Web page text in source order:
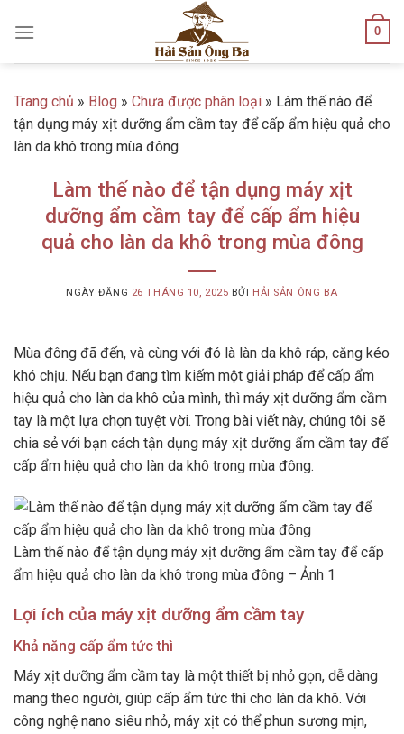
0
Trang chủ » Blog » Chưa được phân loại » Làm thế nào để
tận dụng máy xịt dưỡng ẩm cầm tay để cấp ẩm hiệu quả cho
làn da khô trong mùa đông
Làm thế nào để tận dụng máy xịt
dưỡng ẩm cầm tay để cấp ẩm hiệu
quả cho làn da khô trong mùa đông
NGÀY ĐĂNG 26 THÁNG 10, 2025 BỞI HẢI SẢN ÔNG BA
Mùa đông đã đến, và cùng với đó là làn da khô ráp, căng kéo
khó chịu. Nếu bạn đang tìm kiếm một giải pháp để cấp ẩm
hiệu quả cho làn da khô của mình, thì máy xịt dưỡng ẩm cầm
tay là một lựa chọn tuyệt vời. Trong bài viết này, chúng tôi sẽ
chia sẻ với bạn cách tận dụng máy xịt dưỡng ẩm cầm tay để
cấp ẩm hiệu quả cho làn da khô trong mùa đông.
Làm thế nào để tận dụng máy xịt dưỡng ẩm cầm tay để cấp
ẩm hiệu quả cho làn da khô trong mùa đông – Ảnh 1
Lợi ích của máy xịt dưỡng ẩm cầm tay
Khả năng cấp ẩm tức thì
Máy xịt dưỡng ẩm cầm tay là một thiết bị nhỏ gọn, dễ dàng
mang theo người, giúp cấp ẩm tức thì cho làn da khô. Với
công nghệ nano siêu nhỏ, máy xịt có thể phun sương mịn,